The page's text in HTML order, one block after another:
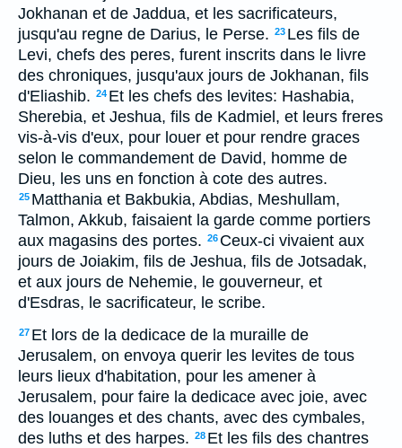
Jokhanan et de Jaddua, et les sacrificateurs,
jusqu'au regne de Darius, le Perse. 23 Les fils de
Levi, chefs des peres, furent inscrits dans le livre
des chroniques, jusqu'aux jours de Jokhanan, fils
d'Eliashib. 24 Et les chefs des levites: Hashabia,
Sherebia, et Jeshua, fils de Kadmiel, et leurs freres
vis-à-vis d'eux, pour louer et pour rendre graces
selon le commandement de David, homme de
Dieu, les uns en fonction à cote des autres.
25 Matthania et Bakbukia, Abdias, Meshullam,
Talmon, Akkub, faisaient la garde comme portiers
aux magasins des portes. 26 Ceux-ci vivaient aux
jours de Joiakim, fils de Jeshua, fils de Jotsadak,
et aux jours de Nehemie, le gouverneur, et
d'Esdras, le sacrificateur, le scribe.
27 Et lors de la dedicace de la muraille de
Jerusalem, on envoya querir les levites de tous
leurs lieux d'habitation, pour les amener à
Jerusalem, pour faire la dedicace avec joie, avec
des louanges et des chants, avec des cymbales,
des luths et des harpes. 28 Et les fils des chantres